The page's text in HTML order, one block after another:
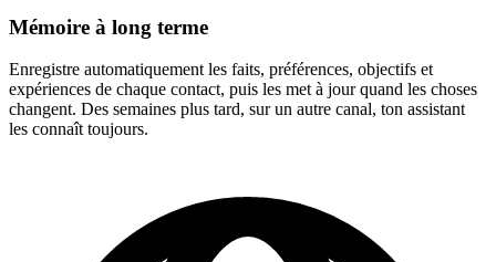
Mémoire à long terme
Enregistre automatiquement les faits, préférences, objectifs et
expériences de chaque contact, puis les met à jour quand les choses
changent. Des semaines plus tard, sur un autre canal, ton assistant
les connaît toujours.